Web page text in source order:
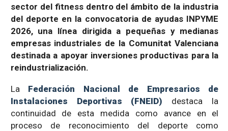
sector del fitness dentro del ámbito de la industria
del deporte en la convocatoria de ayudas INPYME
2026, una línea dirigida a pequeñas y medianas
empresas industriales de la Comunitat Valenciana
destinada a apoyar inversiones productivas para la
reindustrialización.
La Federación Nacional de Empresarios de
Instalaciones Deportivas (FNEID) destaca la
continuidad de esta medida como avance en el
proceso de reconocimiento del deporte como